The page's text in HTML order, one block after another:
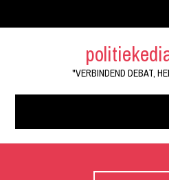
"VERBINDEND DEBAT,